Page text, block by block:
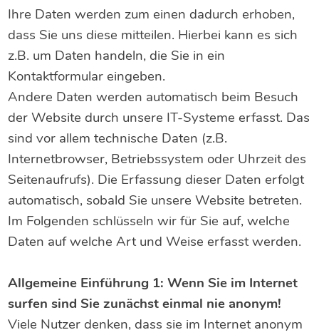
Ihre Daten werden zum einen dadurch erhoben,
dass Sie uns diese mitteilen. Hierbei kann es sich
z.B. um Daten handeln, die Sie in ein
Kontaktformular eingeben.
Andere Daten werden automatisch beim Besuch
der Website durch unsere IT-Systeme erfasst. Das
sind vor allem technische Daten (z.B.
Internetbrowser, Betriebssystem oder Uhrzeit des
Seitenaufrufs). Die Erfassung dieser Daten erfolgt
automatisch, sobald Sie unsere Website betreten.
Im Folgenden schlüsseln wir für Sie auf, welche
Daten auf welche Art und Weise erfasst werden.
Allgemeine Einführung 1: Wenn Sie im Internet
surfen sind Sie zunächst einmal nie anonym!
Viele Nutzer denken, dass sie im Internet anonym